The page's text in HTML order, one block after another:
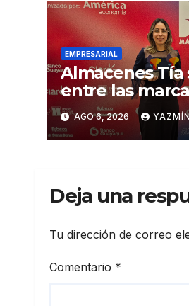
EMPRESARIAL
Almacenes Tía
entre las
influyentes del
AGO 6, 2026
Deja una
Tu dirección de correo
Comentario *